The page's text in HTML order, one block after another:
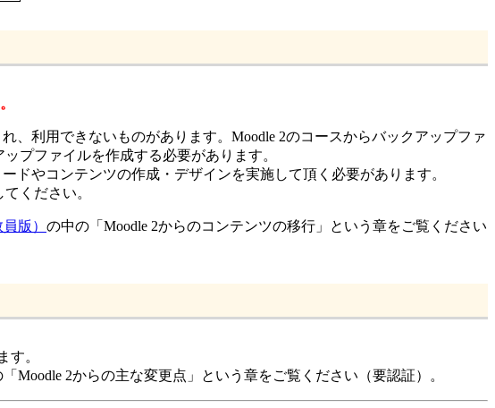
、利用できないものがあります。Moodle 2のコースからバックアップファ
プファイルを作成する必要があります。
ドやコンテンツの作成・デザインを実施して頂く必要があります。
ください。
版） の中の「Moodle 2からのコンテンツの移行」という章をご覧ください
す。
Moodle 2からの主な変更点」という章をご覧ください（要認証）。